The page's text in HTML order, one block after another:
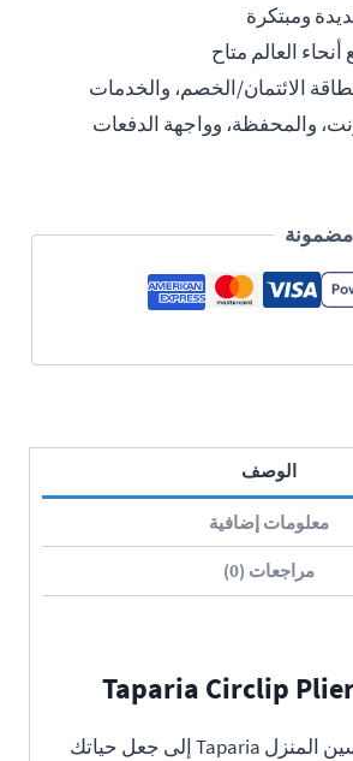
العالم متاح
الائتمان/الخصم، والخدمات
والمحفظة، وواجهة الدفعات
مضمونة
الوصف
معلومات إضافية
مراجعات (0)
Taparia Circlip
تهدف أدوات تحسين المنزل Taparia إلى جعل حياتك